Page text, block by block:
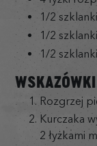
1/2
1/2
1/2
WSKAZÓWKI
Rozgrzej
Kurczaka
2 łyżkami